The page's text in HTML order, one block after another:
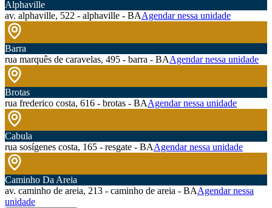
Alphaville
av. alphaville, 522 - alphaville - BAAgendar nessa unidade
Barra
rua marquês de caravelas, 495 - barra - BAAgendar nessa unidade
Brotas
rua frederico costa, 616 - brotas - BAAgendar nessa unidade
Cabula
rua sosígenes costa, 165 - resgate - BAAgendar nessa unidade
Caminho Da Areia
av. caminho de areia, 213 - caminho de areia - BAAgendar nessa
unidade